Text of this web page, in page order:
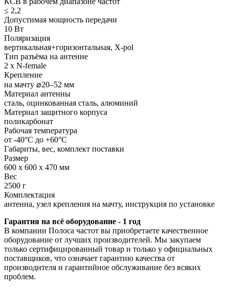
≤ 2,2
Допустимая мощность передачи
10 Вт
Поляризация
вертикальная+горизонтальная, X-pol
Тип разъёма на антенне
2 x N-female
Крепление
на мачту ⌀20–52 мм
Материал антенны
сталь, оцинкованная сталь, алюминий
Материал защитного корпуса
поликарбонат
Рабочая температура
от -40°С до +60°С
Габариты, вес, комплект поставки
Размер
600 x 600 x 470 мм
Вес
2500 г
Комплектация
антенна, узел крепления на мачту, инструкция по установке
Гарантия на всё оборудование - 1 год
В компании Полоса частот вы приобретаете качественное
оборудование от лучших производителей. Мы закупаем
только сертифицированный товар и только у официальных
поставщиков, что означает гарантию качества от
производителя и гарантийное обслуживание без всяких
проблем.